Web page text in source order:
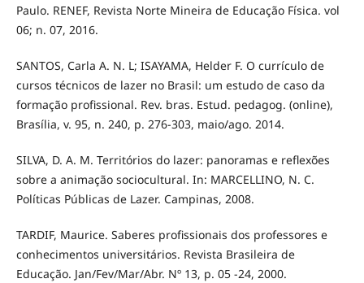
Paulo. RENEF, Revista Norte Mineira de Educação Física. vol
06; n. 07, 2016.
SANTOS, Carla A. N. L; ISAYAMA, Helder F. O currículo de
cursos técnicos de lazer no Brasil: um estudo de caso da
formação profissional. Rev. bras. Estud. pedagog. (online),
Brasília, v. 95, n. 240, p. 276-303, maio/ago. 2014.
SILVA, D. A. M. Territórios do lazer: panoramas e reflexões
sobre a animação sociocultural. In: MARCELLINO, N. C.
Políticas Públicas de Lazer. Campinas, 2008.
TARDIF, Maurice. Saberes profissionais dos professores e
conhecimentos universitários. Revista Brasileira de
Educação. Jan/Fev/Mar/Abr. Nº 13, p. 05 -24, 2000.